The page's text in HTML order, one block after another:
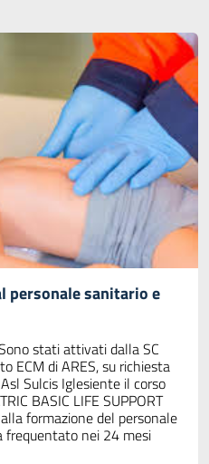
personale sanitario e
stati attivati dalla SC
ECM di ARES, su richiesta
Sulcis Iglesiente il corso
BASIC LIFE SUPPORT
formazione del personale
frequentato nei 24 mesi